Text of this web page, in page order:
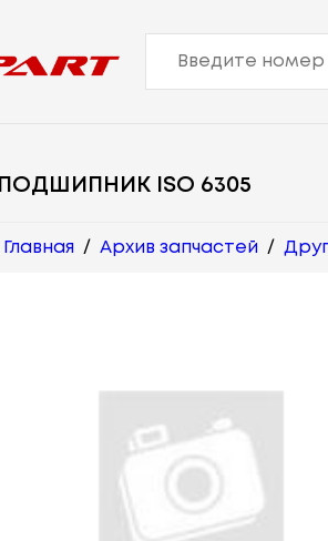
ПОДШИПНИК ISO 6305
Главная / Архив запчастей /